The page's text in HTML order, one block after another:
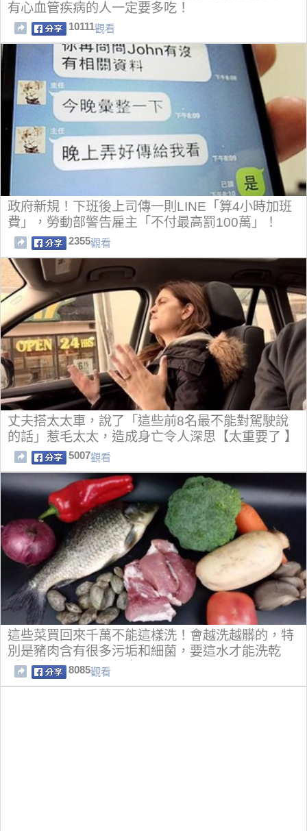
有心血管疾病的人一定要多吃！
10111觀看
政府新規！下班後上司傳一則LINE「算4小時加班
費」，勞動部警告雇主「不付最高罰100萬」！
2355觀看
丈夫搭太太車，說了「這些前8名最不能對駕駛說
的話」惹毛太太，造成身亡令人深思【太重要了 】
5007觀看
這些菜買回來千萬不能這樣洗！會越洗越髒的，特
別是豬肉含有很多污垢和細菌，要這水才能洗乾
淨！洗菜七招，學起來！
8085觀看